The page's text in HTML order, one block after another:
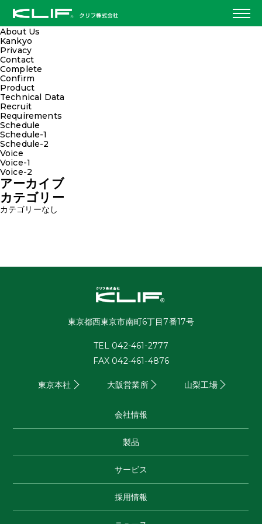
検索:
固定ページ
About Us
Kankyo
Privacy
Contact
Complete
Confirm
Product
Technical Data
Recruit
Requirements
Schedule
Schedule-1
Schedule-2
Voice
Voice-1
Voice-2
アーカイブ
カテゴリー
カテゴリーなし
東京都西東京市南町6丁目7番17号
TEL 042-461-2777
FAX 042-461-4876
東京本社 大阪営業所 山梨工場
会社情報
製品
サービス
採用情報